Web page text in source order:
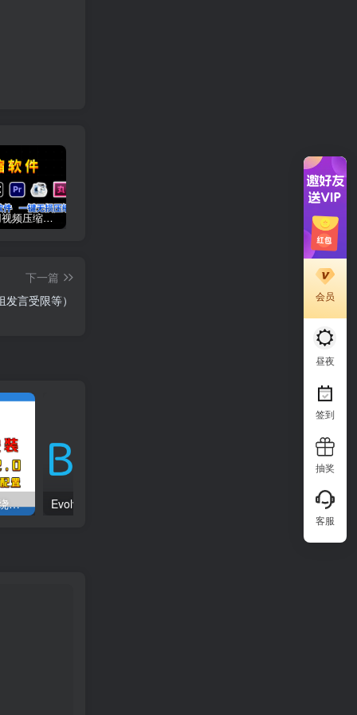
6款超好用视频压缩软件推荐，教你如何一键压缩视频，没有画质损失，再也不用担心硬盘爆掉了！ 如何白嫖谷歌云服务器300美金大羊毛
下一篇
言受限等）
升级win11的最简单教程，绕过TPM2.0等一切限制，win7，win8，win10直升，一步搞定一键升级 Evolved油猴脚本使用教程
会员
昼夜
签到
抽奖
客服